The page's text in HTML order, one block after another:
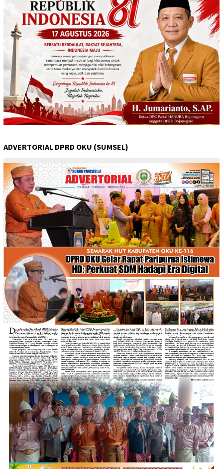
ADVERTORIAL DPRD OKU (SUMSEL)